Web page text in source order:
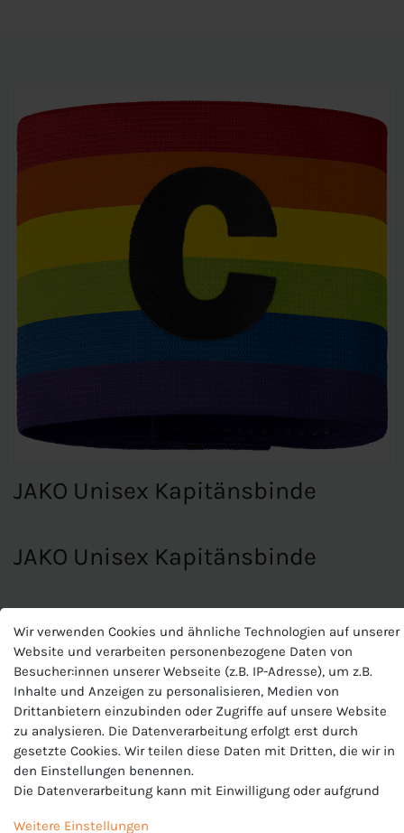
JAKO Unisex Kapitänsbinde
JAKO Unisex Kapitänsbinde
Klettverschluss
Material: 70 % Polyester, 30 % Elasthan
Produktnummer
J-2823-U
Wir verwenden Cookies und ähnliche Technologien auf unserer
Website und verarbeiten personenbezogene Daten von
Besucher:innen unserer Webseite (z.B. IP-Adresse), um z.B.
Inhalte und Anzeigen zu personalisieren, Medien von
Drittanbietern einzubinden oder Zugriffe auf unsere Website
zu analysieren. Die Datenverarbeitung erfolgt erst durch
gesetzte Cookies. Wir teilen diese Daten mit Dritten, die wir in
den Einstellungen benennen.
Die Datenverarbeitung kann mit Einwilligung oder aufgrund
erteilt oder abgelehnt werden. Es besteht das Recht, nicht
Weitere Einstellungen